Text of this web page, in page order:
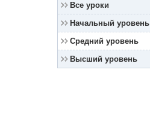
Все уроки
Начальный уровень
Средний уровень
Высший уровень